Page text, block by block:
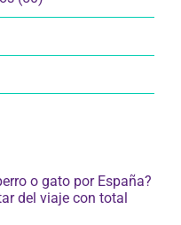
o gato por España?
del viaje con total